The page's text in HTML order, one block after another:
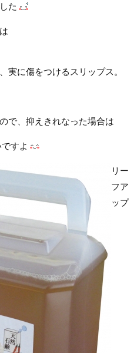
た
実に傷をつけるスリップス。
で、抑えきれなった場合は
すよ
リー
フア
ップ